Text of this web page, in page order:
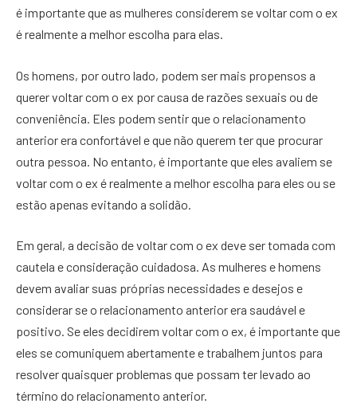
é importante que as mulheres considerem se voltar com o ex
é realmente a melhor escolha para elas.
Os homens, por outro lado, podem ser mais propensos a
querer voltar com o ex por causa de razões sexuais ou de
conveniência. Eles podem sentir que o relacionamento
anterior era confortável e que não querem ter que procurar
outra pessoa. No entanto, é importante que eles avaliem se
voltar com o ex é realmente a melhor escolha para eles ou se
estão apenas evitando a solidão.
Em geral, a decisão de voltar com o ex deve ser tomada com
cautela e consideração cuidadosa. As mulheres e homens
devem avaliar suas próprias necessidades e desejos e
considerar se o relacionamento anterior era saudável e
positivo. Se eles decidirem voltar com o ex, é importante que
eles se comuniquem abertamente e trabalhem juntos para
resolver quaisquer problemas que possam ter levado ao
término do relacionamento anterior.